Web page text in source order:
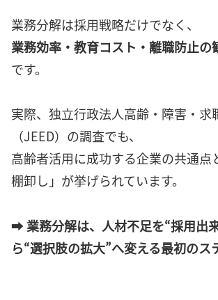
業務分解は採用戦略だけでなく、
業務効率・教育コスト・離職防止の
です。
実際、独立行政法人高齢・障害・求
（JEED）の調査でも、
高齢者活用に成功する企業の共通点
棚卸し」が挙げられています。
➡ 業務分解は、人材不足を“採用出
ら“選択肢の拡大”へ変える最初のス